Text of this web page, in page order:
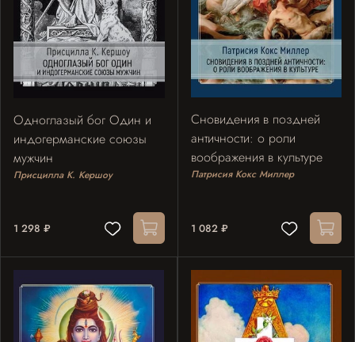
Одноглазый бог Один и
индогерманские союзы
мужчин
Присцилла К. Кершоу
1 298 ₽
Сновидения в поздней
античности: о роли
воображения в культуре
Патрисия Кокс Миллер
1 082 ₽